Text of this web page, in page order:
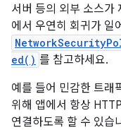
서버 등의 외부 소스가
에서 우연히 회귀가 일
ed() 를 참고하세요.
예를 들어 민감한 트래
위해 앱에서 항상
연결하도록 할 수 있습